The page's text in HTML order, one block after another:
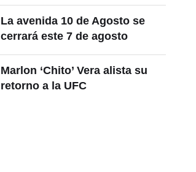
La avenida 10 de Agosto se
cerrará este 7 de agosto
Marlon ‘Chito’ Vera alista su
retorno a la UFC